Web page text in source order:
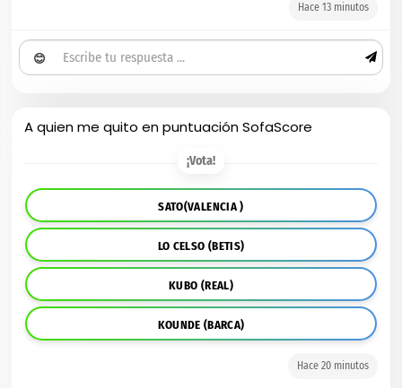
Hace 13 minutos
😊
A quien me quito en puntuación SofaScore
¡Vota!
SATO(VALENCIA )
LO CELSO (BETIS)
KUBO (REAL)
KOUNDE (BARCA)
Hace 20 minutos